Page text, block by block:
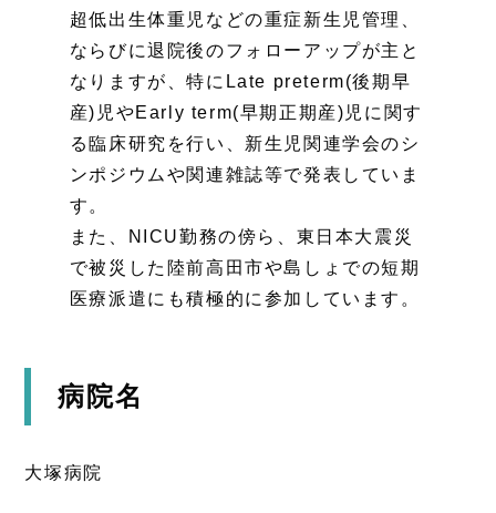
超低出生体重児などの重症新生児管理、
ならびに退院後のフォローアップが主と
なりますが、特にLate preterm(後期早
産)児やEarly term(早期正期産)児に関す
る臨床研究を行い、新生児関連学会のシ
ンポジウムや関連雑誌等で発表していま
す。
また、NICU勤務の傍ら、東日本大震災
で被災した陸前高田市や島しょでの短期
医療派遣にも積極的に参加しています。
病院名
大塚病院